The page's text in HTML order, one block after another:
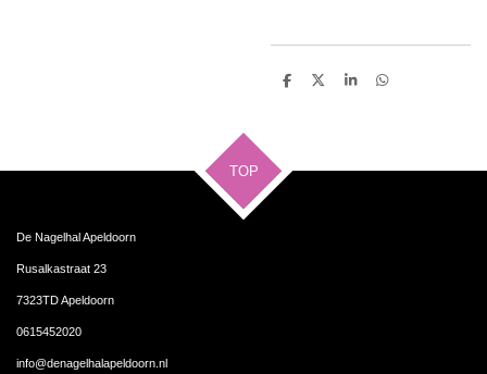
D
D
S
D
TOP
De Nagelhal Apeldoorn
Rusalkastraat 23
7323TD Apeldoorn
0615452020
info@denagelhalapeldoorn.nl